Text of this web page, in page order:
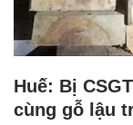
Huế: Bị
cùng gỗ lậu